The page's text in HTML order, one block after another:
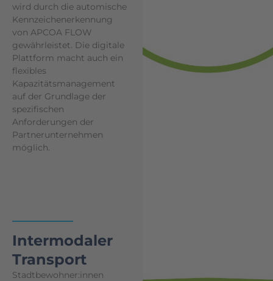
wird durch die automische
Kennzeichenerkennung
von APCOA FLOW
gewährleistet. Die digitale
Plattform macht auch ein
flexibles
Kapazitätsmanagement
auf der Grundlage der
spezifischen
Anforderungen der
Partnerunternehmen
möglich.
Intermodaler
Transport
Stadtbewohner:innen